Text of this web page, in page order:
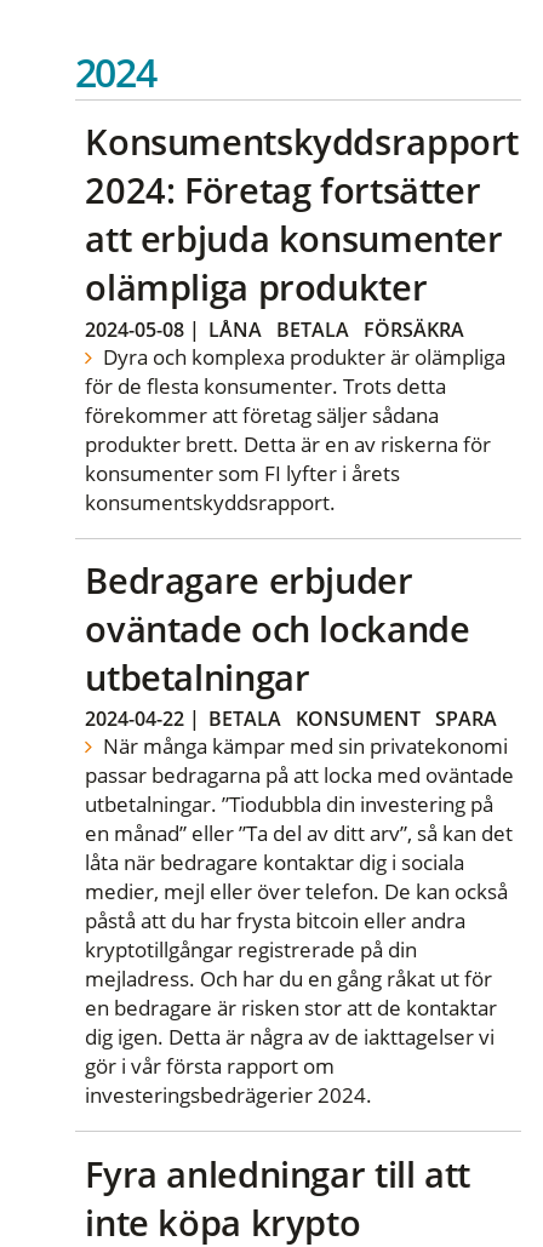
2024
Konsumentskyddsrapport
2024: Företag fortsätter
att erbjuda konsumenter
olämpliga produkter
2024-05-08 | LÅNA BETALA FÖRSÄKRA
Dyra och komplexa produkter är olämpliga
för de flesta konsumenter. Trots detta
förekommer att företag säljer sådana
produkter brett. Detta är en av riskerna för
konsumenter som FI lyfter i årets
konsumentskyddsrapport.
Bedragare erbjuder
oväntade och lockande
utbetalningar
2024-04-22 | BETALA KONSUMENT SPARA
När många kämpar med sin privatekonomi
passar bedragarna på att locka med oväntade
utbetalningar. ”Tiodubbla din investering på
en månad” eller ”Ta del av ditt arv”, så kan det
låta när bedragare kontaktar dig i sociala
medier, mejl eller över telefon. De kan också
påstå att du har frysta bitcoin eller andra
kryptotillgångar registrerade på din
mejladress. Och har du en gång råkat ut för
en bedragare är risken stor att de kontaktar
dig igen. Detta är några av de iakttagelser vi
gör i vår första rapport om
investeringsbedrägerier 2024.
Fyra anledningar till att
inte köpa krypto